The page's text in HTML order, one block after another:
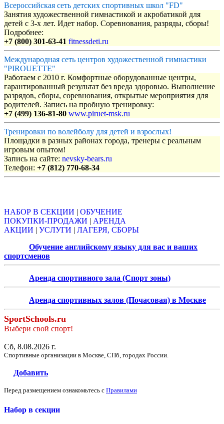
Всероссийская сеть детских спортивных школ "FD"
Занятия художественной гимнастикой и акробатикой для
детей с 3-х лет. Идет набор. Соревнования, разряды, сборы!
Подробнее:
+7 (800) 301-63-41 fitnessdeti.ru
Международная сеть центров художественной гимнастики
"PIROUETTE"
Работаем с 2010 г. Комфортные оборудованные центры,
гарантированный результат без вреда здоровью. Выполнение
разрядов, сборы, соревнования, открытые мероприятия для
родителей. Запись на пробную тренировку:
+7 (499) 136-81-80 www.piruet-msk.ru
Тренировки по волейболу для детей и взрослых!
Площадки в разных районах города, тренеры с реальным
игровым опытом!
Запись на сайте: nevsky-bears.ru
Телефон: +7 (812) 770-68-34
НАБОР В СЕКЦИИ | ОБУЧЕНИЕ
ПОКУПКИ-ПРОДАЖИ | АРЕНДА
АКЦИИ | УСЛУГИ | ЛАГЕРЯ, СБОРЫ
Обучение английскому языку для вас и ваших
спортсменов
Аренда спортивного зала (Спорт зоны)
Аренда спортивных залов (Почасовая) в Москве
SportSchools.ru
Выбери свой спорт!
Сб, 8.08.2026 г.
Спортивные организации в Москве, СПб, городах России.
Добавить
Перед размещением ознакомьтесь с Правилами
Набор в секции